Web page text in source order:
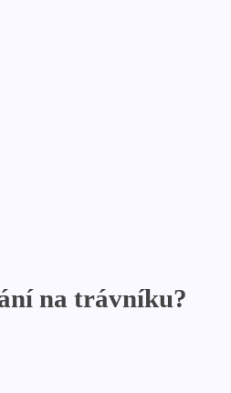
na trávníku?